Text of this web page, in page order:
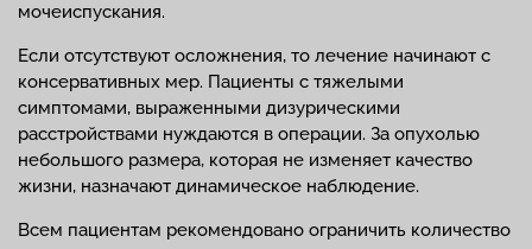
мочеиспускания.
Если отсутствуют осложнения, то лечение начинают с
консервативных мер. Пациенты с тяжелыми
симптомами, выраженными дизурическими
расстройствами нуждаются в операции. За опухолью
небольшого размера, которая не изменяет качество
жизни, назначают динамическое наблюдение.
Всем пациентам рекомендовано ограничить количество